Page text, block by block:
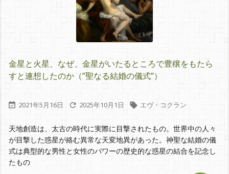
金星と火星、なぜ、金星がいたるところで豊穣をもたら
すと連想したのか（”聖なる結婚の儀式”）
 2021年5月16日  2025年10月1日  エヴ・コクラン
天地創造は、太古の時代に実際に目撃されたもの。世界中の人々
が目撃した惑星が絡む異常な天変地異があった。神聖な結婚の儀
式は典型的な男性と女性のパワーの歴史的な惑星の結合を記念し
たもの